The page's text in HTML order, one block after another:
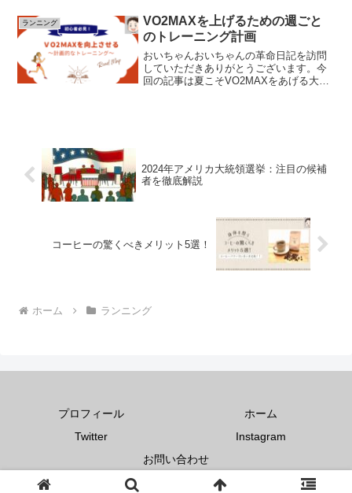
というのも9月に左足のふくらはぎを肉離
れしてしま...
ランニング
VO2MAXを上げるための週ごと
のトレーニング計画
おいちゃんおいちゃんの革命日記を訪問
していただきありがとうございます。今
回の記事は夏こそVO2MAXをあげる大チ
2024年アメリカ大統領選挙：注目の候補
者を徹底解説
コーヒーの驚くべきメリット5選！
ホーム ランニング
プロフィール
ホーム
Twitter
Instagram
お問い合わせ
Copyright © 2022 おいちゃんの革命 All Rights Reserved.